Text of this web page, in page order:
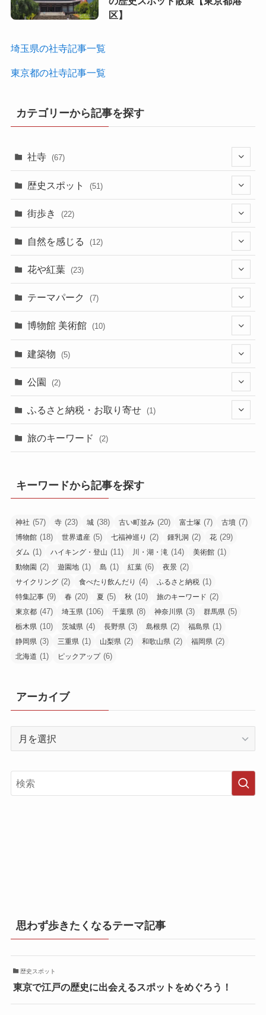
区】
埼玉県の社寺記事一覧
東京都の社寺記事一覧
カテゴリーから記事を探す
社寺 (67)
(33)
(18)
(4)
(2)
(1)
(2)
歴史スポット (51)
(2)
(22)
(10)
(4)
(2)
(1)
(1)
街歩き (22)
(13)
(5)
(1)
自然を感じる (12)
(2)
(4)
(1)
(2)
(1)
花や紅葉 (23)
(17)
(4)
テーマパーク (7)
(6)
(1)
博物館 美術館 (10)
(6)
(4)
建築物 (5)
(1)
(4)
公園 (2)
(2)
ふるさと納税・お取り寄せ (1)
(1)
旅のキーワード (2)
キーワードから記事を探す
神社 (57) 寺 (23) 城 (38) 古い町並み (20) 富士塚 (7) 古墳 (7)
博物館 (18) 世界遺産 (5) 七福神巡り (2) 鍾乳洞 (2) 花 (29)
ダム (1) ハイキング・登山 (11) 川・湖・滝 (14) 美術館 (1)
動物園 (2) 遊園地 (1) 島 (1) 紅葉 (6) 夜景 (2)
サイクリング (2) 食べたり飲んだり (4) ふるさと納税 (1)
特集記事 (9) 春 (20) 夏 (5) 秋 (10) 旅のキーワード (2)
東京都 (47) 埼玉県 (106) 千葉県 (8) 神奈川県 (3) 群馬県 (5)
栃木県 (10) 茨城県 (4) 長野県 (3) 島根県 (2) 福島県 (1)
静岡県 (3) 三重県 (1) 山梨県 (2) 和歌山県 (2) 福岡県 (2)
北海道 (1) ピックアップ(6)
アーカイブ
イ
ブ
思わず歩きたくなるテーマ記事
歴史スポット
東京で江戸の歴史に出会えるスポットをめぐろう！